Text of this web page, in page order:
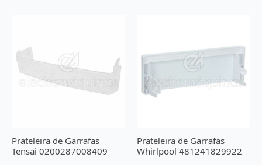
Prateleira de Garrafas
Tensai 0200287008409
Prateleira de Garrafas
Whirlpool 481241829922